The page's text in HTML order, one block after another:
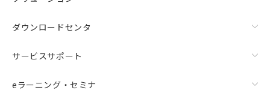
ダウンロードセンタ
サービスサポート
eラーニング・セミナ